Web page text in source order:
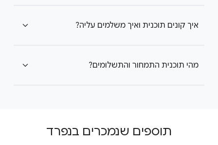
איך קונים תוכנית ואיך משלמים עליה? expand_more
מהי תוכנית התמחור והתשלומים? expand_more
תוספים שנמכרים בנפרד